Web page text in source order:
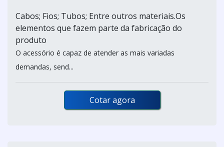
Cabos; Fios; Tubos; Entre outros materiais.Os
elementos que fazem parte da fabricação do
produto
O acessório é capaz de atender as mais variadas
demandas, send...
Cotar agora